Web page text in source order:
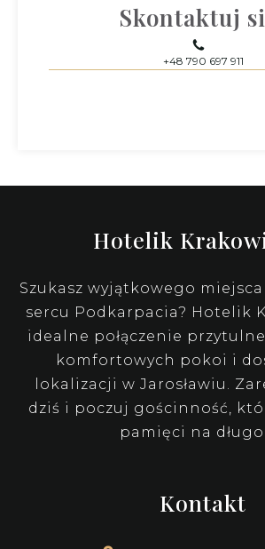
Skontaktuj
+48 790 697 911
Hotelik
Szukasz wyjątkowego
sercu Podkarpacia? Hotelik
idealne połączenie
komfortowych pokoi i
lokalizacji w Jarosławiu.
dziś i poczuj gościnność,
pamięci na
Kontakt